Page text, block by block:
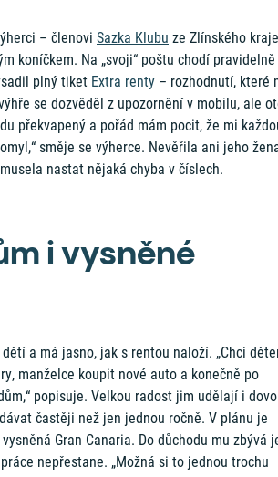
– členovi Sazka Klubu ze Zlínského
koníčkem. Na „svoji“ poštu chodí pravidelně
plný tiket Extra renty – rozhodnutí, které
se dozvěděl z upozornění v mobilu, ale
překvapený a pořád mám pocit, že mi
směje se výherce. Nevěřila ani jeho
nastat nějaká chyba v číslech.
i vysněné
a má jasno, jak s rentou naloží. „Chci
manželce koupit nové auto a konečně po
popisuje. Velkou radost jim udělají i
častěji než jen jednou ročně. V plánu je
Gran Canaria. Do důchodu mu zbývá
nepřestane. „Možná si to jednou trochu